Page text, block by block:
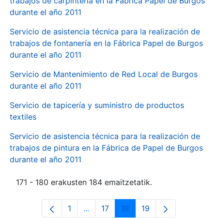
durante el año 2011
Servicio de asistencia técnica para la realización de
trabajos de fontanería en la Fábrica Papel de Burgos
durante el año 2011
Servicio de Mantenimiento de Red Local de Burgos
durante el año 2011
Servicio de tapicería y suministro de productos
textiles
Servicio de asistencia técnica para la realización de
trabajos de pintura en la Fábrica de Papel de Burgos
durante el año 2011
171 - 180 erakusten 184 emaitzetatik.
Orrialdea
1 ...Intermediate Pages Use TAB to
Orrialdea
17 Orrialdea
18 Orrialdea
19